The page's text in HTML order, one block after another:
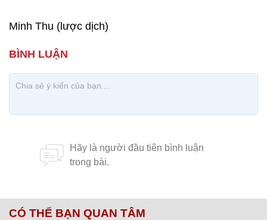
Minh Thu (lược dịch)
CÓ THỂ BẠN QUAN TÂM